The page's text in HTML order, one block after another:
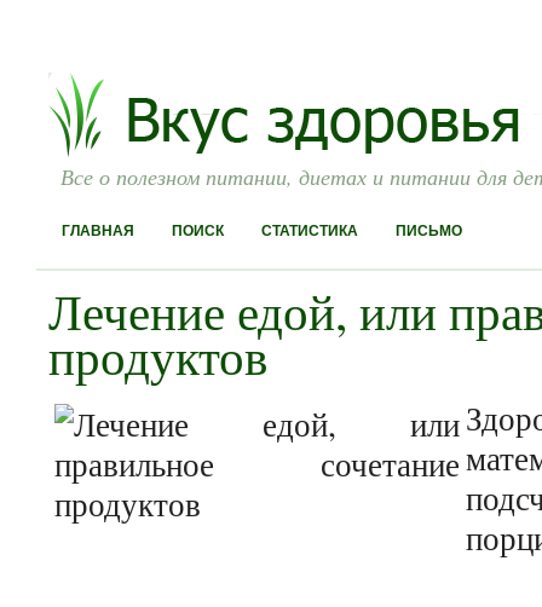
Все о полезном питании, диетах и питании для
ГЛАВНАЯ ПОИСК СТАТИСТИКА ПИСЬМО
Лечение едой, или
продуктов